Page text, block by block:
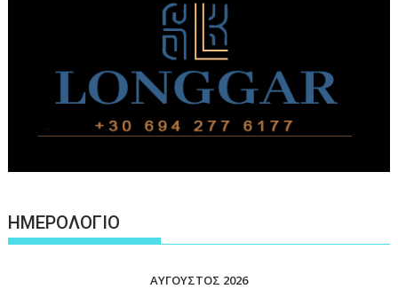
ΗΜΕΡΟΛΟΓΙΟ
ΑΎΓΟΥΣΤΟΣ 2026